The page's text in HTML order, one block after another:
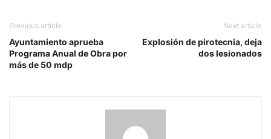
Previous article
Ayuntamiento aprueba
Programa Anual de Obra por
más de 50 mdp
Next article
Explosión de pirotecnia, deja
dos lesionados